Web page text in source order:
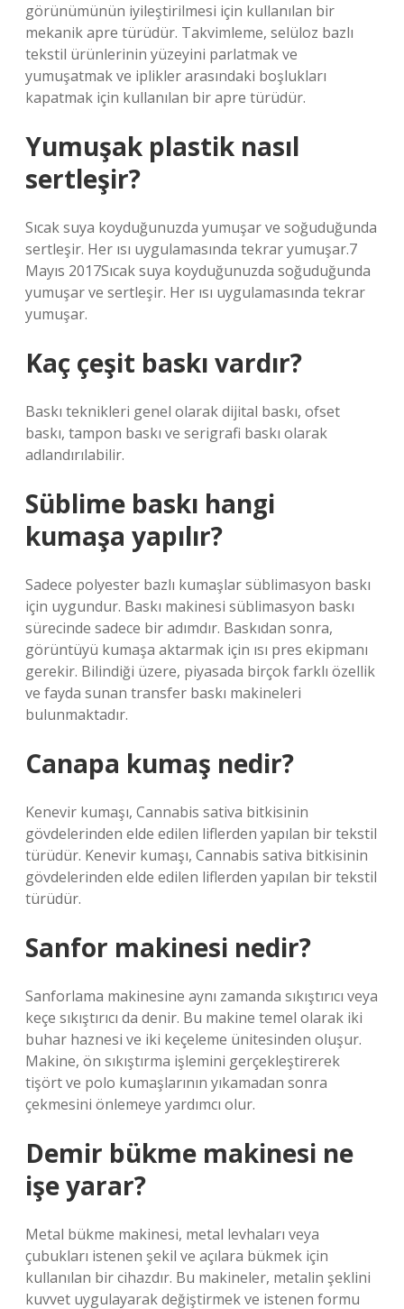
görünümünün iyileştirilmesi için kullanılan bir
mekanik apre türüdür. Takvimleme, selüloz bazlı
tekstil ürünlerinin yüzeyini parlatmak ve
yumuşatmak ve iplikler arasındaki boşlukları
kapatmak için kullanılan bir apre türüdür.
Yumuşak plastik nasıl
sertleşir?
Sıcak suya koyduğunuzda yumuşar ve soğuduğunda
sertleşir. Her ısı uygulamasında tekrar yumuşar.7
Mayıs 2017Sıcak suya koyduğunuzda soğuduğunda
yumuşar ve sertleşir. Her ısı uygulamasında tekrar
yumuşar.
Kaç çeşit baskı vardır?
Baskı teknikleri genel olarak dijital baskı, ofset
baskı, tampon baskı ve serigrafi baskı olarak
adlandırılabilir.
Süblime baskı hangi
kumaşa yapılır?
Sadece polyester bazlı kumaşlar süblimasyon baskı
için uygundur. Baskı makinesi süblimasyon baskı
sürecinde sadece bir adımdır. Baskıdan sonra,
görüntüyü kumaşa aktarmak için ısı pres ekipmanı
gerekir. Bilindiği üzere, piyasada birçok farklı özellik
ve fayda sunan transfer baskı makineleri
bulunmaktadır.
Canapa kumaş nedir?
Kenevir kumaşı, Cannabis sativa bitkisinin
gövdelerinden elde edilen liflerden yapılan bir tekstil
türüdür. Kenevir kumaşı, Cannabis sativa bitkisinin
gövdelerinden elde edilen liflerden yapılan bir tekstil
türüdür.
Sanfor makinesi nedir?
Sanforlama makinesine aynı zamanda sıkıştırıcı veya
keçe sıkıştırıcı da denir. Bu makine temel olarak iki
buhar haznesi ve iki keçeleme ünitesinden oluşur.
Makine, ön sıkıştırma işlemini gerçekleştirerek
tişört ve polo kumaşlarının yıkamadan sonra
çekmesini önlemeye yardımcı olur.
Demir bükme makinesi ne
işe yarar?
Metal bükme makinesi, metal levhaları veya
çubukları istenen şekil ve açılara bükmek için
kullanılan bir cihazdır. Bu makineler, metalin şeklini
kuvvet uygulayarak değiştirmek ve istenen formu